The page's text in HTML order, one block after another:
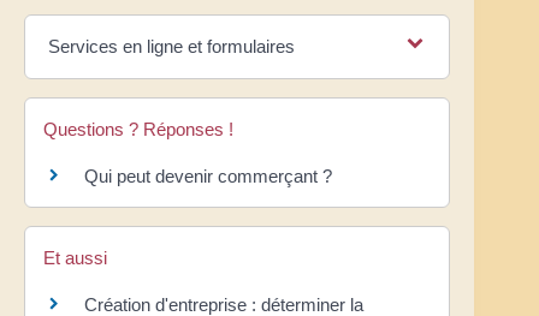
Services en ligne et formulaires
Questions ? Réponses !
Qui peut devenir commerçant ?
Et aussi
Création d'entreprise : déterminer la